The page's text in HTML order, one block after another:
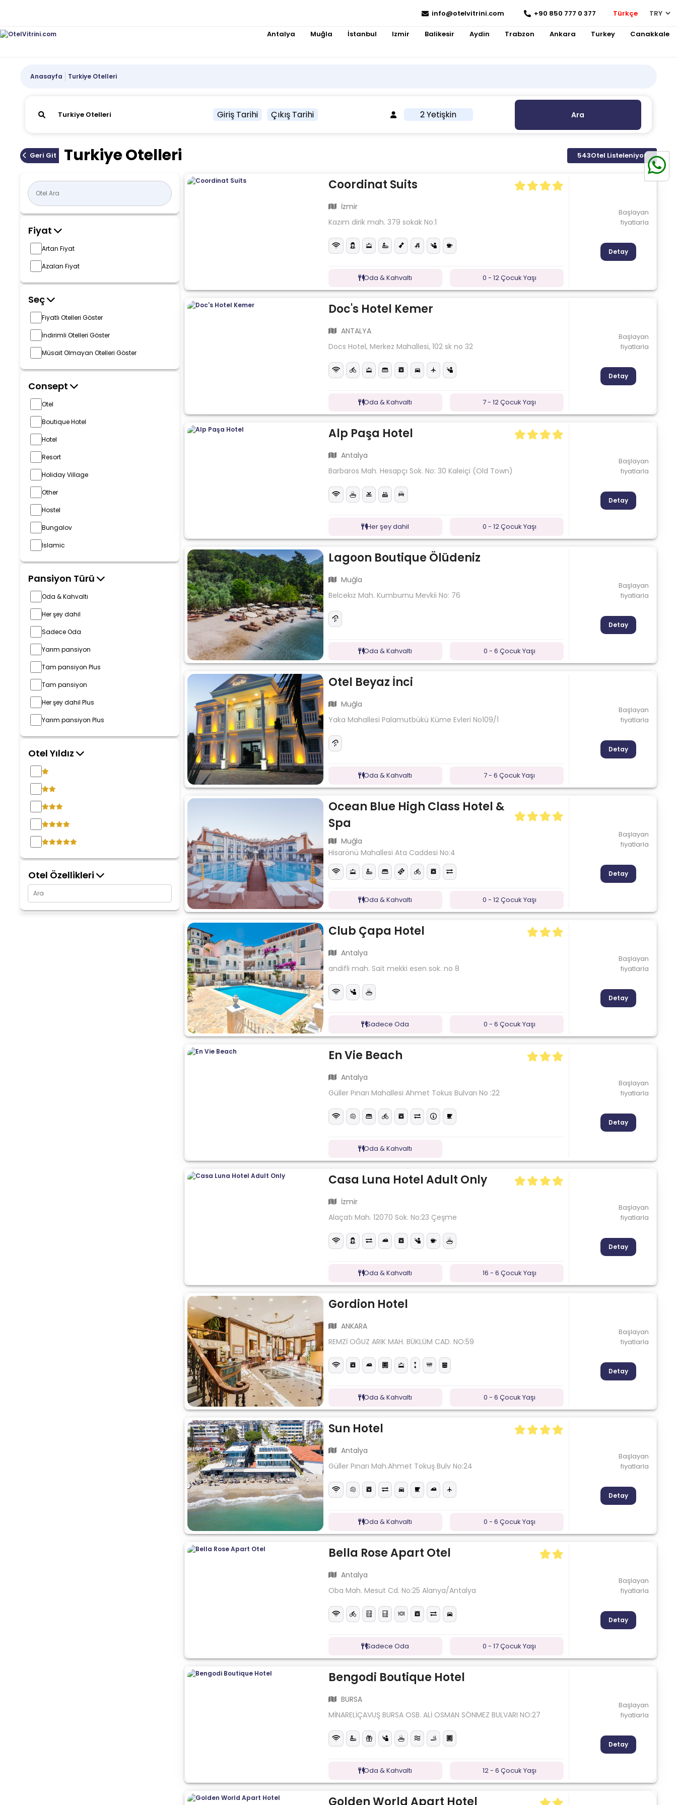
info@otelvitrini.com +90 850 777 0 377 Türkçe
Antalya Muğla İstanbul Izmir Balikesir Aydin Trabzon Ankara Turkey Canakkale
Anasayfa Turkiye Otelleri
Giriş Tarihi Çıkış Tarihi 2 Yetişkin Ara
Geri Git Turkiye Otelleri 543Otel Listeleniyor
Fiyat
Artan Fiyat
Azalan Fiyat
Seç
Fiyatlı Otelleri Göster
İndirimli Otelleri Göster
Müsait Olmayan Otelleri Göster
Consept
Otel
Boutique Hotel
Hotel
Resort
Holiday Village
Other
Hostel
Bungalov
Islamic
Pansiyon Türü
Oda & Kahvaltı
Her şey dahil
Sadece Oda
Yarım pansiyon
Tam pansiyon Plus
Tam pansiyon
Her şey dahil Plus
Yarım pansiyon Plus
Otel Yıldız
Otel Özellikleri
Coordinat Suits
İzmir
Kazım dirik mah. 379 sokak No:1
Oda & Kahvaltı 0 - 12 Çocuk Yaşı
Başlayan
fiyatlarla
Detay
Doc's Hotel Kemer
ANTALYA
Docs Hotel, Merkez Mahallesi, 102 sk no 32
Oda & Kahvaltı 7 - 12 Çocuk Yaşı
Başlayan
fiyatlarla
Detay
Alp Paşa Hotel
Antalya
Barbaros Mah. Hesapçı Sok. No: 30 Kaleiçi (Old Town)
Her şey dahil 0 - 12 Çocuk Yaşı
Başlayan
fiyatlarla
Detay
Lagoon Boutique Ölüdeniz
Muğla
Belcekız Mah. Kumburnu Mevkii No: 76
Oda & Kahvaltı 0 - 6 Çocuk Yaşı
Başlayan
fiyatlarla
Detay
Otel Beyaz İnci
Muğla
Yaka Mahallesi Palamutbükü Küme Evleri No109/1
Oda & Kahvaltı 7 - 6 Çocuk Yaşı
Başlayan
fiyatlarla
Detay
Ocean Blue High Class Hotel &
Spa
Muğla
Hisarönü Mahallesi Ata Caddesi No:4
Oda & Kahvaltı 0 - 12 Çocuk Yaşı
Başlayan
fiyatlarla
Detay
Club Çapa Hotel
Antalya
andifli mah. Sait mekki esen sok. no 8
Sadece Oda 0 - 6 Çocuk Yaşı
Başlayan
fiyatlarla
Detay
En Vie Beach
Antalya
Güller Pınarı Mahallesi Ahmet Tokus Bulvarı No :22
Oda & Kahvaltı
Başlayan
fiyatlarla
Detay
Casa Luna Hotel Adult Only
İzmir
Alaçatı Mah. 12070 Sok. No:23 Çeşme
Oda & Kahvaltı 16 - 6 Çocuk Yaşı
Başlayan
fiyatlarla
Detay
Gordion Hotel
ANKARA
REMZİ OĞUZ ARIK MAH. BÜKLÜM CAD. NO:59
Oda & Kahvaltı 0 - 6 Çocuk Yaşı
Başlayan
fiyatlarla
Detay
Sun Hotel
Antalya
Güller Pınarı Mah.Ahmet Tokuş Bulv No:24
Oda & Kahvaltı 0 - 6 Çocuk Yaşı
Başlayan
fiyatlarla
Detay
Bella Rose Apart Otel
Antalya
Oba Mah. Mesut Cd. No:25 Alanya/Antalya
Sadece Oda 0 - 17 Çocuk Yaşı
Başlayan
fiyatlarla
Detay
Bengodi Boutique Hotel
BURSA
MİNARELİÇAVUŞ BURSA OSB. ALİ OSMAN SÖNMEZ BULVARI NO:27
Oda & Kahvaltı 12 - 6 Çocuk Yaşı
Başlayan
fiyatlarla
Detay
Golden World Apart Hotel